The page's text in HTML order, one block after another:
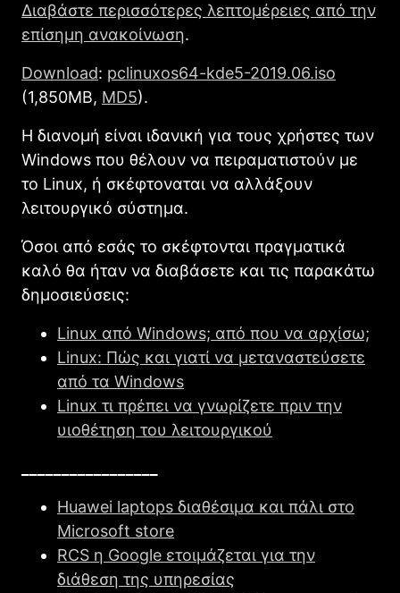
Διαβάστε περισσότερες λεπτομέρειες από την
επίσημη ανακοίνωση.
Download: pclinuxos64-kde5-2019.06.iso
(1,850MB, MD5).
Η διανομή είναι ιδανική για τους χρήστες των
Windows που θέλουν να πειραματιστούν με
το Linux, ή σκέφτοναται να αλλάξουν
λειτουργικό σύστημα.
Όσοι από εσάς το σκέφτονται πραγματικά
καλό θα ήταν να διαβάσετε και τις παρακάτω
δημοσιεύσεις:
Linux από Windows; από που να αρχίσω;
Linux: Πώς και γιατί να μεταναστεύσετε
από τα Windows
Linux τι πρέπει να γνωρίζετε πριν την
υιοθέτηση του λειτουργικού
Huawei laptops διαθέσιμα και πάλι στο
Microsoft store
RCS η Google ετοιμάζεται για την
διάθεση της υπηρεσίας